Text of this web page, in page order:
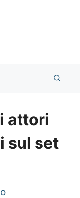
attori
sul set